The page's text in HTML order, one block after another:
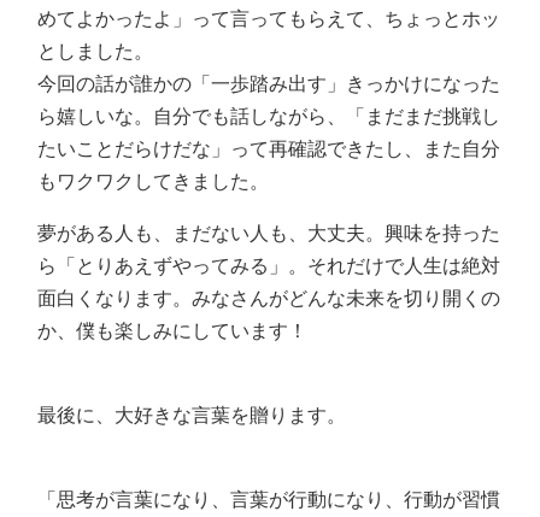
めてよかったよ」って言ってもらえて、ちょっとホッ
としました。
今回の話が誰かの「一歩踏み出す」きっかけになった
ら嬉しいな。自分でも話しながら、「まだまだ挑戦し
たいことだらけだな」って再確認できたし、また自分
もワクワクしてきました。
夢がある人も、まだない人も、大丈夫。興味を持った
ら「とりあえずやってみる」。それだけで人生は絶対
面白くなります。みなさんがどんな未来を切り開くの
か、僕も楽しみにしています！
最後に、大好きな言葉を贈ります。
「思考が言葉になり、言葉が行動になり、行動が習慣